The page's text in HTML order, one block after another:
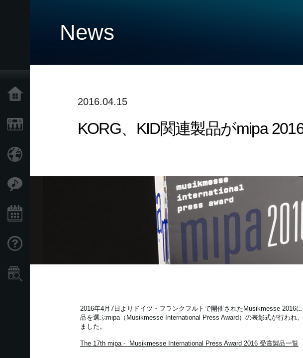
News
2016.04.15
KORG、KID関連製品がmipa
2016年4月7日よりドイツ・フランクフルトで開催されたMusikmesse 2016
品を選ぶmipa（Musikmesse International Press Award）の表彰式が行われ
ました。
The 17th mipa - Musikmesse International Press Award 2016 受賞製品一覧